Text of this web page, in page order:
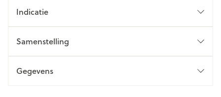
Indicatie
Samenstelling
Gegevens